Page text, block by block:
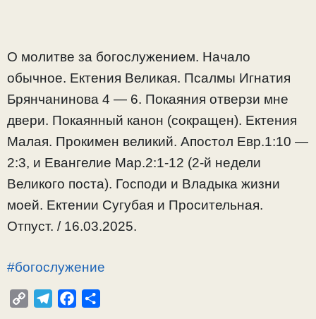
О молитве за богослужением. Начало
обычное. Ектения Великая. Псалмы Игнатия
Брянчанинова 4 — 6. Покаяния отверзи мне
двери. Покаянный канон (сокращен). Ектения
Малая. Прокимен великий. Апостол Евр.1:10 —
2:3, и Евангелие Мар.2:1-12 (2-й недели
Великого поста). Господи и Владыка жизни
моей. Ектении Сугубая и Просительная.
Отпуст. / 16.03.2025.
#богослужение